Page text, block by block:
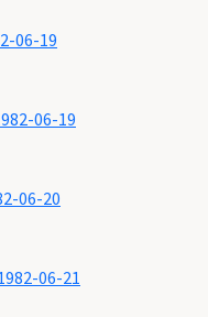
06-19
06-19
06-20
06-21